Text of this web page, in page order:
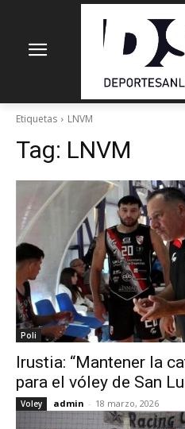
Etiquetas LNVM
Tag: LNVM
Poli
Irustia: “Mantener la
para el vóley de San
Voley admin - 18 marzo, 2026